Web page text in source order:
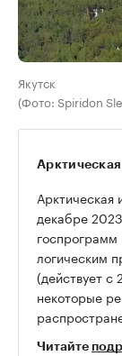
Якутск
(Фото: Spiridon
Арктическая
декабре
логическим
(действует с
некоторые
Читайте